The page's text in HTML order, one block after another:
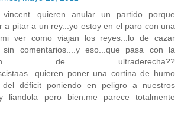
anular un partido porque
a pitar a un rey...yo estoy en el paro con una
ver como viajan los reyes...lo de cazar
sin comentarios....y eso...que pasa con la
de ultraderecha??
poner una cortina de humo
déficit poniendo en peligro a nuestros
liandola pero bien.me parece totalmente